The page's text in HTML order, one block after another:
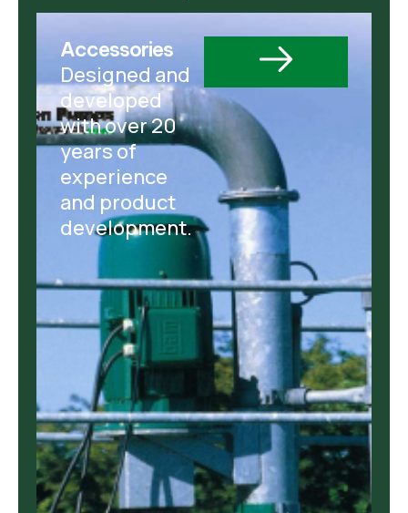
Accessories
Designed and
developed
with over 20
years of
experience
and product
development.